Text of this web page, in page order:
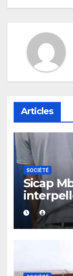
Articles
SOCIÉTÉ
Sicap
d’un
un bar